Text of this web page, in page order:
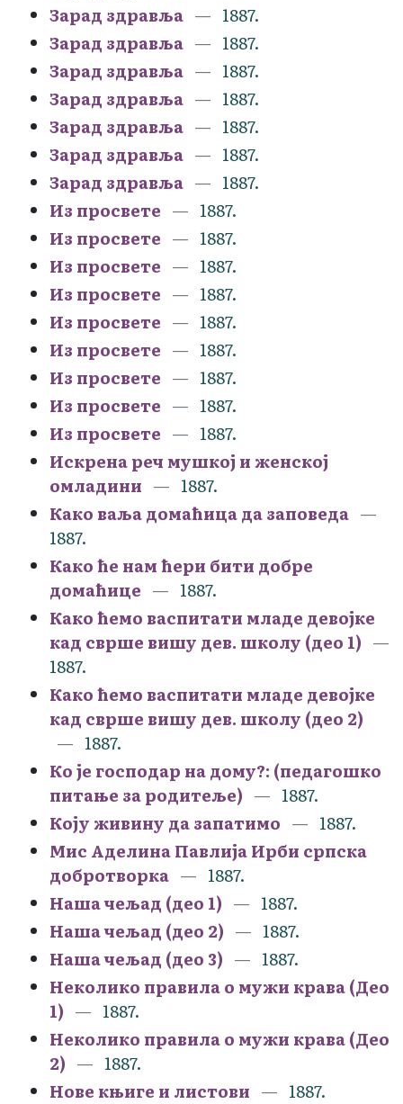
Зарад здравља
1887.
Зарад здравља
1887.
Зарад здравља
1887.
Зарад здравља
1887.
Зарад здравља
1887.
Зарад здравља
1887.
Зарад здравља
1887.
Из просвете
1887.
Из просвете
1887.
Из просвете
1887.
Из просвете
1887.
Из просвете
1887.
Из просвете
1887.
Из просвете
1887.
Из просвете
1887.
Из просвете
1887.
Искрена реч мушкој и женској
омладини
1887.
Како ваља домаћица да заповеда
1887.
Како ће нам ћери бити добре
домаћице
1887.
Како ћемо васпитати младе девојке
кад сврше вишу дев. школу (део 1)
1887.
Како ћемо васпитати младе девојке
кад сврше вишу дев. школу (део 2)
1887.
Ко је господар на дому?: (педагошко
питање за родитеље)
1887.
Коју живину да запатимо
1887.
Мис Аделина Павлија Ирби српска
добротворка
1887.
Наша чељад (део 1)
1887.
Наша чељад (део 2)
1887.
Наша чељад (део 3)
1887.
Неколико правила о мужи крава (Део
1)
1887.
Неколико правила о мужи крава (Део
2)
1887.
Нове књиге и листови
1887.